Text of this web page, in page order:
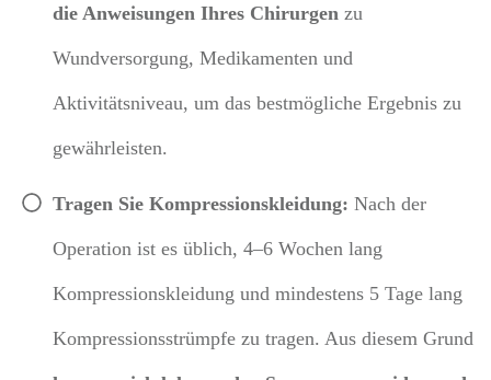
die Anweisungen Ihres Chirurgen zu
Wundversorgung, Medikamenten und
Aktivitätsniveau, um das bestmögliche Ergebnis zu
gewährleisten.
Tragen Sie Kompressionskleidung: Nach der
Operation ist es üblich, 4–6 Wochen lang
Kompressionskleidung und mindestens 5 Tage lang
Kompressionsstrümpfe zu tragen. Aus diesem Grund